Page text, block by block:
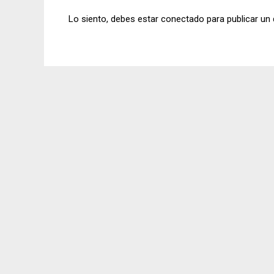
Lo siento, debes estar conectado para publicar un